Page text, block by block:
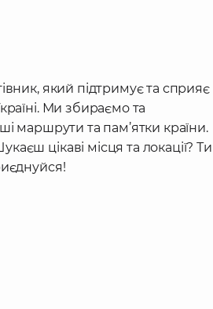
який підтримує та сприяє
Ми збираємо та
маршрути та пам’ятки країни.
цікаві місця та локації? Ти